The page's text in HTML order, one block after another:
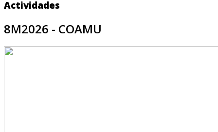
Actividades
8M2026 - COAMU